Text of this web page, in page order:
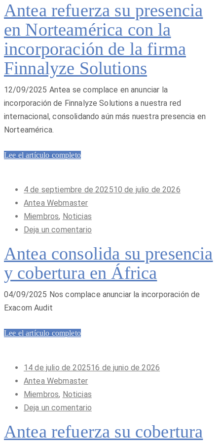
Antea refuerza su presencia
en Norteamérica con la
incorporación de la firma
Finnalyze Solutions
12/09/2025 Antea se complace en anunciar la
incorporación de Finnalyze Solutions a nuestra red
internacional, consolidando aún más nuestra presencia en
Norteamérica.
Lee el artículo completo
Publicado
en
4 de septiembre de 202510 de julio de 2026
Antea Webmaster
Miembros, Noticias
Deja un comentario
Antea consolida su presencia
y cobertura en África
04/09/2025 Nos complace anunciar la incorporación de
Exacom Audit
Lee el artículo completo
Publicado
en
14 de julio de 202516 de junio de 2026
Antea Webmaster
Miembros, Noticias
Deja un comentario
Antea refuerza su cobertura